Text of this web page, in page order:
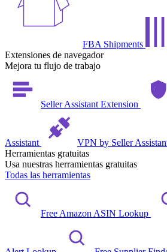
FBA Shipments
Extensiones de navegador
Mejora tu flujo de trabajo
Seller Assistant Extension
Assistant
VPN by Seller
Herramientas gratuitas
Usa nuestras herramientas gratuitas
Todas las herramientas
Free Amazon ASIN Lookup